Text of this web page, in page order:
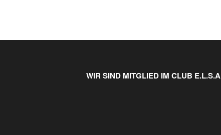
WIR SIND MITGLIED IM CLUB E.L.S.A